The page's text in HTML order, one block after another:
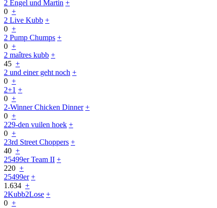
2 Engel und Martin +
0 +
2 Live Kubb +
0 +
2 Pump Chumps +
0 +
2 maîtres kubb +
45 +
2 und einer geht noch +
0 +
2+1 +
0 +
2-Winner Chicken Dinner +
0 +
229-den vuilen hoek +
0 +
23rd Street Choppers +
40 +
25499er Team II +
220 +
25499er +
1.634 +
2Kubb2Lose +
0 +